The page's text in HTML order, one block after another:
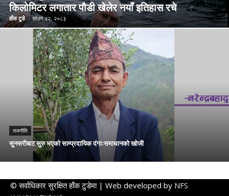
किलोमिटर लगातार पौडी खेलेर नयाँ इतिहास रचे
हाँक टुडे - साउन २२, २०८३
राजनीति
सुनसरीबाट सुरु भएको साम्प्रदायिक दंगाःसमाधानको खोजी
© सर्वाधिकार सुरक्षित हाँक टुडेमा | Web developed by NFS